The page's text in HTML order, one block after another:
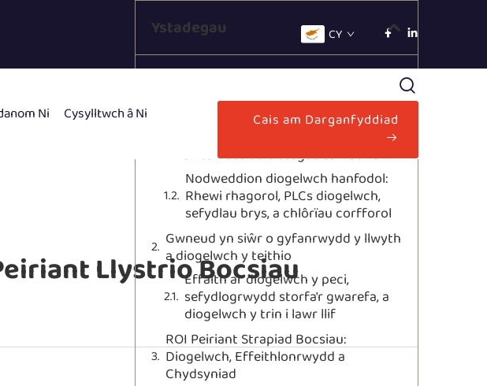
CY
Ni Cysylltwch â Ni Cais am Darganfyddiad
Llystrio Bocsiau
Ystadegau
Atal Anafiadau Ar Waith
Lleihau tensiwn y system
awtomateiddio tasgau tafliad llaw
Nodweddion diogelwch hanfodol:
Rhewi rhagorol, PLCs diogelwch,
sefydlau brys, a chlôrïau corfforol
Gwneud yn siŵr o gyfanrwydd y llwyth
a diogelwch y teithio
Effaith ar diogelwch y peci,
sefydlogrwydd storfa'r gwarefa, a
diogelwch y trin i lawr llif
ROI Peiriant Strapiad Bocsiau:
Diogelwch, Effeithlonrwydd a
Chydsyniad